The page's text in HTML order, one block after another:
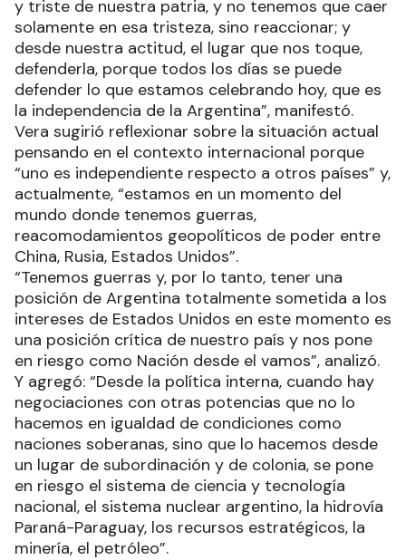
y triste de nuestra patria, y no tenemos que caer
solamente en esa tristeza, sino reaccionar; y
desde nuestra actitud, el lugar que nos toque,
defenderla, porque todos los días se puede
defender lo que estamos celebrando hoy, que es
la independencia de la Argentina”, manifestó.
Vera sugirió reflexionar sobre la situación actual
pensando en el contexto internacional porque
“uno es independiente respecto a otros países” y,
actualmente, “estamos en un momento del
mundo donde tenemos guerras,
reacomodamientos geopolíticos de poder entre
China, Rusia, Estados Unidos”.
“Tenemos guerras y, por lo tanto, tener una
posición de Argentina totalmente sometida a los
intereses de Estados Unidos en este momento es
una posición crítica de nuestro país y nos pone
en riesgo como Nación desde el vamos”, analizó.
Y agregó: “Desde la política interna, cuando hay
negociaciones con otras potencias que no lo
hacemos en igualdad de condiciones como
naciones soberanas, sino que lo hacemos desde
un lugar de subordinación y de colonia, se pone
en riesgo el sistema de ciencia y tecnología
nacional, el sistema nuclear argentino, la hidrovía
Paraná-Paraguay, los recursos estratégicos, la
minería, el petróleo”.